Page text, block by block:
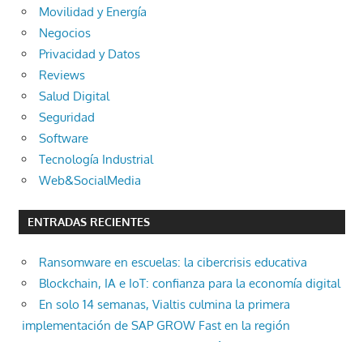
Movilidad y Energía
Negocios
Privacidad y Datos
Reviews
Salud Digital
Seguridad
Software
Tecnología Industrial
Web&SocialMedia
ENTRADAS RECIENTES
Ransomware en escuelas: la cibercrisis educativa
Blockchain, IA e IoT: confianza para la economía digital
En solo 14 semanas, Vialtis culmina la primera
implementación de SAP GROW Fast en la región